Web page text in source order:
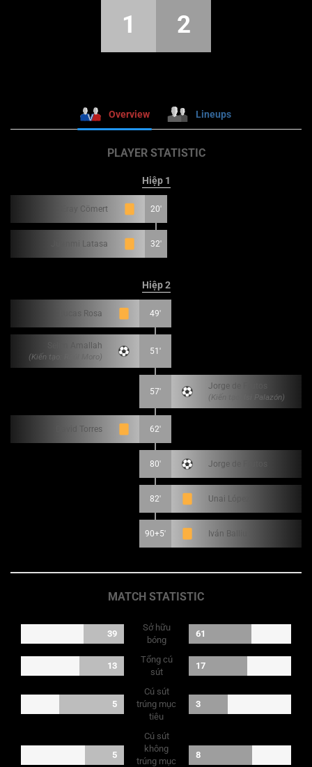
1 2
Overview Lineups
PLAYER STATISTIC
Hiệp 1
Eray Cömert 20'
Juanmi Latasa 32'
Hiệp 2
Lucas Rosa 49'
Selim Amallah
(Kiến tạo: Raúl Moro)
51'
57'
Jorge de Frutos
(Kiến tạo: Isi Palazón)
David Torres 62'
80' Jorge de Frutos
82' Unai López
90+5' Iván Balliu
MATCH STATISTIC
39
Sở hữu
bóng
61
13
Tổng cú
sút
17
5
Cú sút
trúng mục
tiêu
3
5
Cú sút
không
trúng mục
8